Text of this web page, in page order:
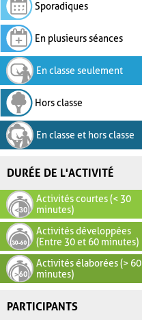
Sporadiques
En plusieurs séances
En classe seulement
Hors classe
En classe et hors classe
DURÉE DE L'ACTIVITÉ
Activités courtes (< 30
minutes)
Activités développées
(Entre 30 et 60 minutes)
Activités élaborées (> 60
minutes)
PARTICIPANTS